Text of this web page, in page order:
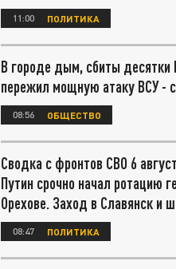
11:00 ПОЛИТИКА
В городе дым, сбиты десятки
пережил мощную атаку ВСУ -
08:56 ОБЩЕСТВО
Сводка с фронтов СВО 6
Путин срочно начал ротацию
Орехове. Заход в Славянск и
08:47 ПОЛИТИКА